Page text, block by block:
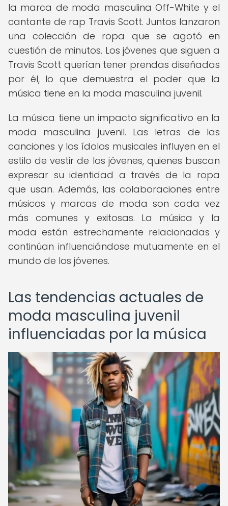
la marca de moda masculina Off-White y el
cantante de rap Travis Scott. Juntos lanzaron
una colección de ropa que se agotó en
cuestión de minutos. Los jóvenes que siguen a
Travis Scott querían tener prendas diseñadas
por él, lo que demuestra el poder que la
música tiene en la moda masculina juvenil.
La música tiene un impacto significativo en la
moda masculina juvenil. Las letras de las
canciones y los ídolos musicales influyen en el
estilo de vestir de los jóvenes, quienes buscan
expresar su identidad a través de la ropa
que usan. Además, las colaboraciones entre
músicos y marcas de moda son cada vez
más comunes y exitosas. La música y la
moda están estrechamente relacionadas y
continúan influenciándose mutuamente en el
mundo de los jóvenes.
Las tendencias actuales de
moda masculina juvenil
influenciadas por la música